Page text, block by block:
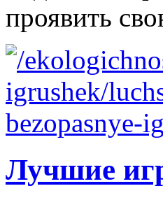
проявить
Лучшие